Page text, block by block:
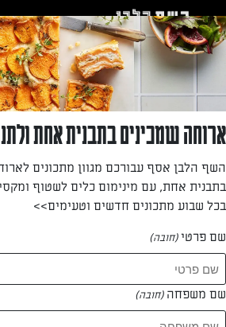
לאזור
תוכן
תחתון
הדסה בן מוחה
—
המתכונים של
ארוחה שמכינים בתבנית אחת
השף הלבן אסף עבורכם מגוון מתכונים
בתבנית אחת, עם מינימום כלים לשטוף
בכל שבוע מתכונים חדשים וטעימים>>
שם פרטי(חובה)
שם משפחה (חובה)